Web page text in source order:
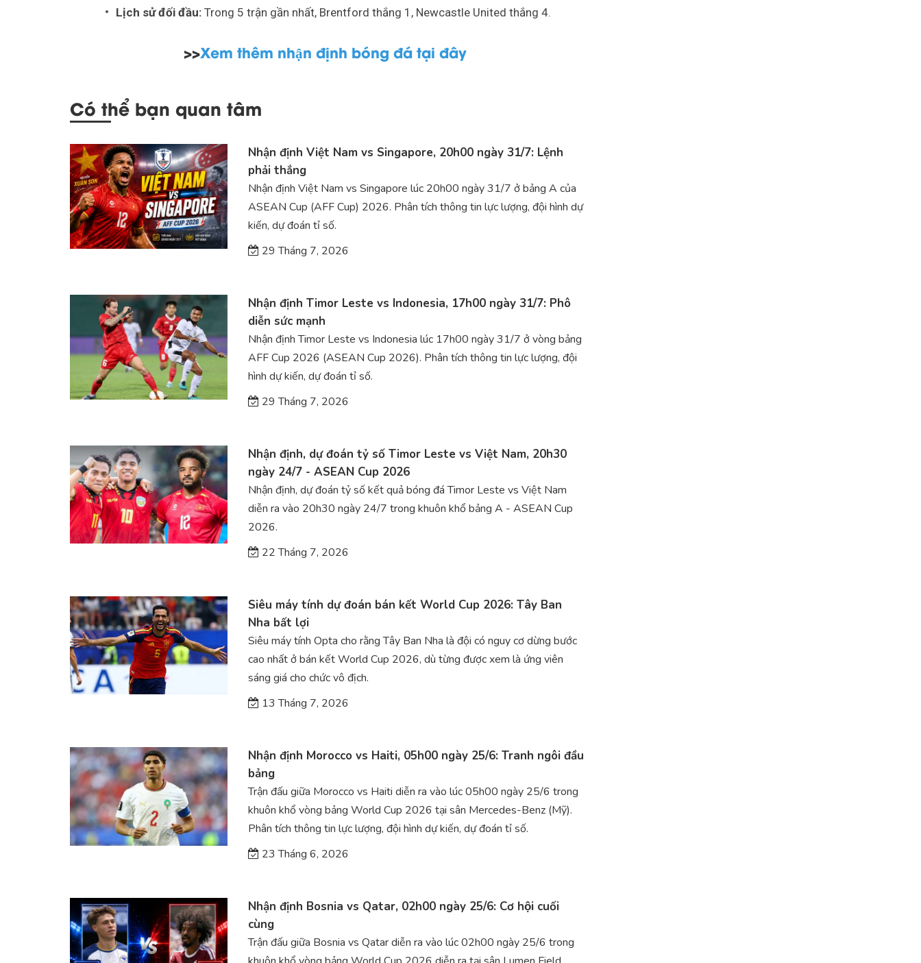
Lịch sử đối đầu:Trong 5 trận gần nhất, Brentford thắng 1, Newcastle United thắng 4.
>>Xem thêm nhận định bóng đá tại đây
Có thể bạn quan tâm
Nhận định Việt Nam vs Singapore, 20h00 ngày 31/7: Lệnh
phải thắng
Nhận định Việt Nam vs Singapore lúc 20h00 ngày 31/7 ở bảng A của
ASEAN Cup (AFF Cup) 2026. Phân tích thông tin lực lượng, đội hình dự
kiến, dự đoán tỉ số.
29 Tháng 7, 2026
Nhận định Timor Leste vs Indonesia, 17h00 ngày 31/7: Phô
diễn sức mạnh
Nhận định Timor Leste vs Indonesia lúc 17h00 ngày 31/7 ở vòng bảng
AFF Cup 2026 (ASEAN Cup 2026). Phân tích thông tin lực lượng, đội
hình dự kiến, dự đoán tỉ số.
29 Tháng 7, 2026
Nhận định, dự đoán tỷ số Timor Leste vs Việt Nam, 20h30
ngày 24/7 - ASEAN Cup 2026
Nhận định, dự đoán tỷ số kết quả bóng đá Timor Leste vs Việt Nam
diễn ra vào 20h30 ngày 24/7 trong khuôn khổ bảng A - ASEAN Cup
2026.
22 Tháng 7, 2026
Siêu máy tính dự đoán bán kết World Cup 2026: Tây Ban
Nha bất lợi
Siêu máy tính Opta cho rằng Tây Ban Nha là đội có nguy cơ dừng bước
cao nhất ở bán kết World Cup 2026, dù từng được xem là ứng viên
sáng giá cho chức vô địch.
13 Tháng 7, 2026
Nhận định Morocco vs Haiti, 05h00 ngày 25/6: Tranh ngôi đầu
bảng
Trận đấu giữa Morocco vs Haiti diễn ra vào lúc 05h00 ngày 25/6 trong
khuôn khổ vòng bảng World Cup 2026 tại sân Mercedes-Benz (Mỹ).
Phân tích thông tin lực lượng, đội hình dự kiến, dự đoán tỉ số.
23 Tháng 6, 2026
Nhận định Bosnia vs Qatar, 02h00 ngày 25/6: Cơ hội cuối
cùng
Trận đấu giữa Bosnia vs Qatar diễn ra vào lúc 02h00 ngày 25/6 trong